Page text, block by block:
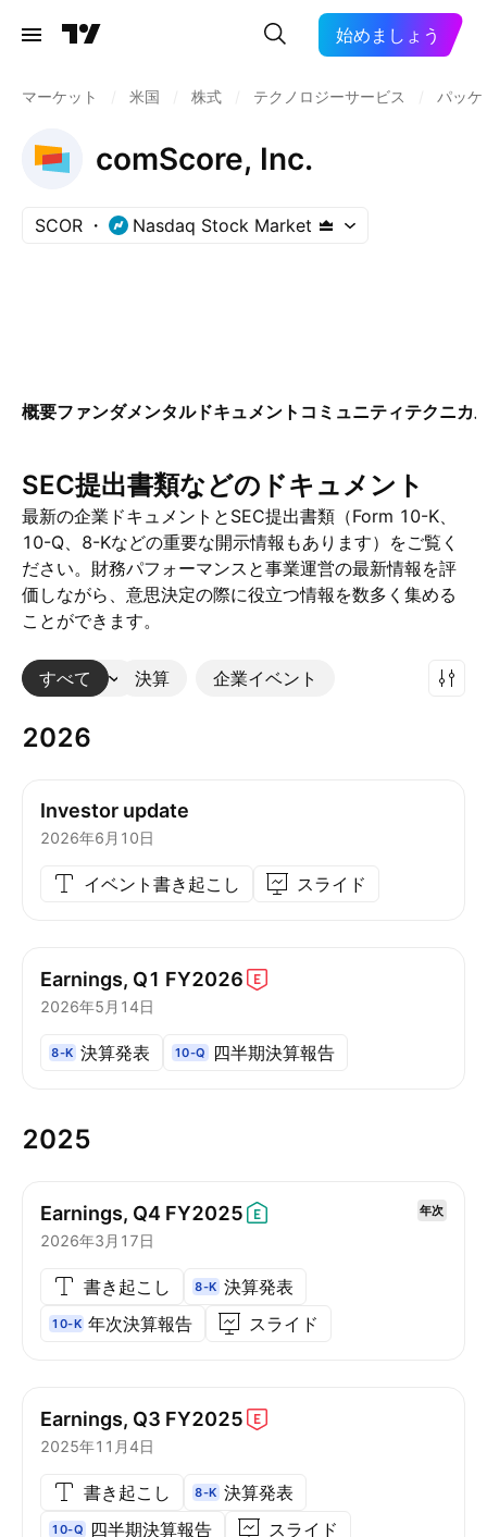
始めましょう
マーケット 米国 株式 テクノロジーサービス パッ
comScore, Inc.
SCOR Nasdaq Stock Market
概要ファンダメンタルドキュメント コミュニティテクニカ
SEC提出書類などのドキュメント
最新の企業ドキュメントとSEC提出書類（Form 10-K、
10-Q、8-Kなどの重要な開示情報もあります）をご覧く
ださい。財務パフォーマンスと事業運営の最新情報を評
価しながら、意思決定の際に役立つ情報を数多く集める
ことができます。
すべて 決算 企業イベント
その他
2026
Investor update
2026年6月10日
イベント書き起こし スライド
Earnings, Q1 FY2026
2026年5月14日
8-K 決算発表 10-Q 四半期決算報告
2025
Earnings, Q4 FY2025 年次
2026年3月17日
書き起こし 8-K 決算発表
10-K 年次決算報告 スライド
Earnings, Q3 FY2025
2025年11月4日
書き起こし 8-K 決算発表
10-Q 四半期決算報告 スライド